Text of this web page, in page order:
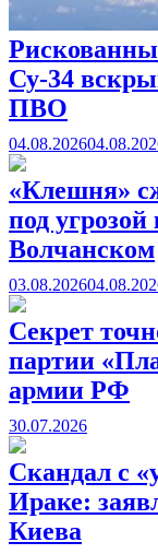
Су-34
ПВО
04.08.2026
«Клешня»
под угрозой
Волчанском
03.08.2026
Секрет
партии
армии РФ
30.07.2026
Скандал с
Ираке:
Киева